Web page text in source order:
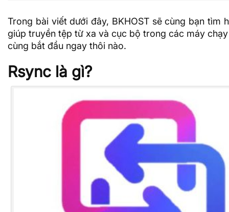
Trong bài viết dưới đây, BKHOSTsẽ cùng bạn tìm
giúp truyền tệp từ xa và cục bộ trong các máy
cùng bắt đầu ngay thôi nào.
Rsync là gì?